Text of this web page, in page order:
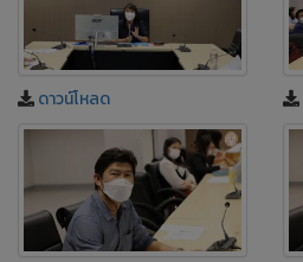
ดาวน์โหลด